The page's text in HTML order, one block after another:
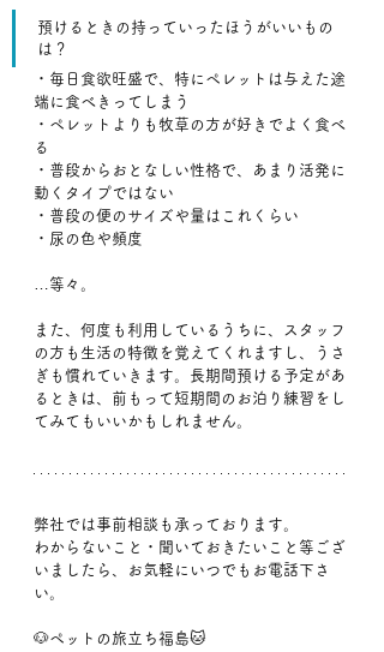
預けるときの持っていったほうがいいもの
は？
・毎日食欲旺盛で、特にペレットは与えた途
端に食べきってしまう
・ペレットよりも牧草の方が好きでよく食べ
る
・普段からおとなしい性格で、あまり活発に
動くタイプではない
・普段の便のサイズや量はこれくらい
・尿の色や頻度
…等々。
また、何度も利用しているうちに、スタッフ
の方も生活の特徴を覚えてくれますし、うさ
ぎも慣れていきます。長期間預ける予定があ
るときは、前もって短期間のお泊り練習をし
てみてもいいかもしれません。
弊社では事前相談も承っております。
わからないこと・聞いておきたいこと等ござ
いましたら、お気軽にいつでもお電話下さ
い。
🐶ペットの旅立ち福島🐱